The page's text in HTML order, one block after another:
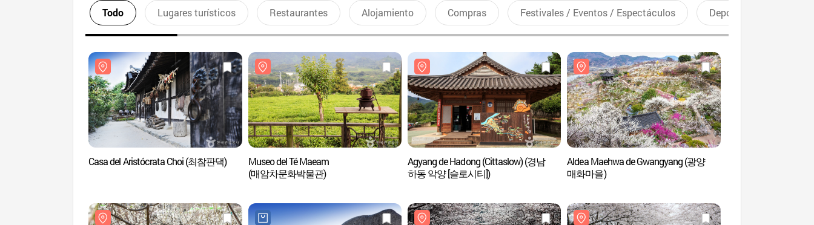
Todo Lugares turísticos Restaurantes Alojamiento Compras Festivales / Eventos / Espectáculos Deportes recreativos
Casa del Aristócrata Choi (최참판댁)
Museo del Té Maeam
(매암차문화박물관)
Agyang de Hadong (Cittaslow) (경남
하동 악양 [슬로시티])
Aldea Maehwa de Gwangyang (광양
매화마을)